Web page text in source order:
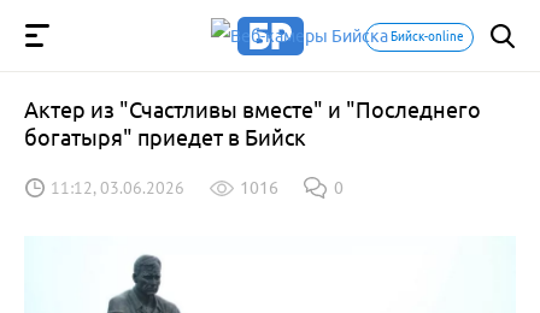
Бийск-online
Актер из "Счастливы вместе" и "Последнего
богатыря" приедет в Бийск
11:12, 03.06.2026 1016 0